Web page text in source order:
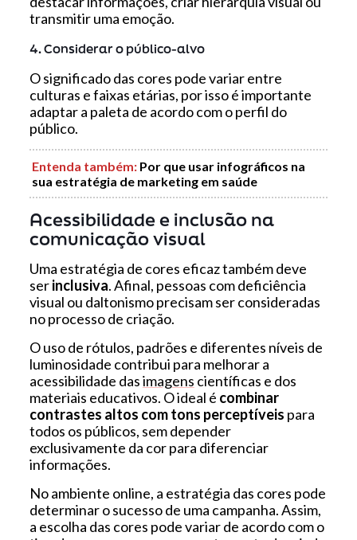
transmitir uma emoção.
4. Considerar o público-alvo
O significado das cores pode variar entre
culturas e faixas etárias, por isso é importante
adaptar a paleta de acordo com o perfil do
público.
Entenda também: Por que usar infográficos na
sua estratégia de marketing em saúde
Acessibilidade e inclusão na
comunicação visual
Uma estratégia de cores eficaz também deve
serinclusiva. Afinal, pessoas com deficiência
visual ou daltonismo precisam ser consideradas
no processo de criação.
O uso de rótulos, padrões e diferentes níveis de
luminosidade contribui para melhorar a
acessibilidade dasimagens científicas e dos
materiais educativos. O ideal é combinar
contrastes altos com tons perceptíveis para
todos os públicos, sem depender
exclusivamente da cor para diferenciar
informações.
No ambiente online, a estratégia das cores pode
determinar o sucesso de uma campanha. Assim,
a escolha das cores pode variar de acordo com o